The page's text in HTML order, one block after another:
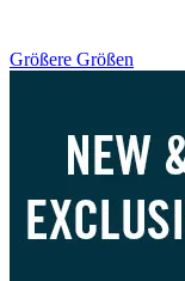
Größere Größen